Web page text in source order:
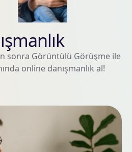
sonra Görüntülü Görüşme ile
online danışmanlık al!